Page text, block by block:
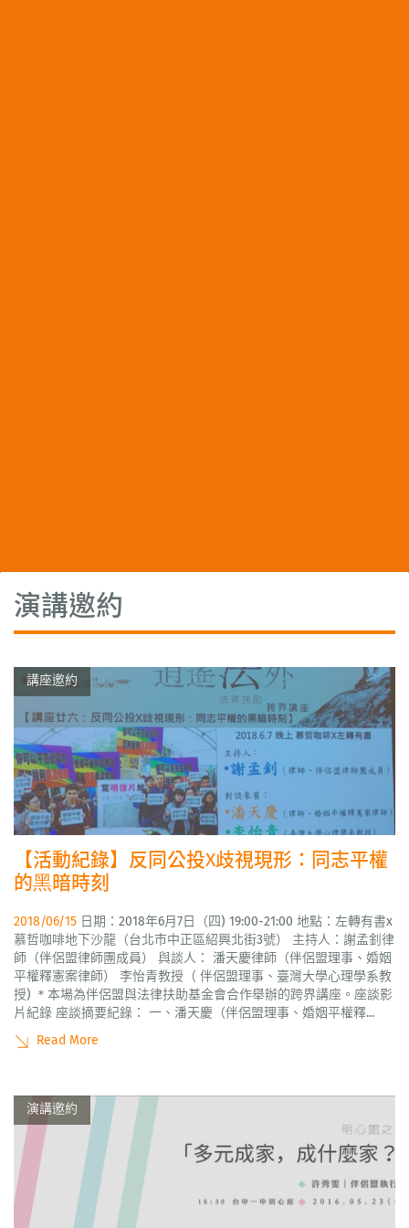
演講邀約
講座邀約
【活動紀錄】反同公投X歧視現形：同志平權
的黑暗時刻
2018/06/15 日期：2018年6月7日（四) 19:00-21:00 地點：左轉有書x
慕哲咖啡地下沙龍（台北市中正區紹興北街3號） 主持人：謝孟釗律
師（伴侶盟律師團成員） 與談人： 潘天慶律師（伴侶盟理事、婚姻
平權釋憲案律師） 李怡青教授（ 伴侶盟理事、臺灣大學心理學系教
授) ＊本場為伴侶盟與法律扶助基金會合作舉辦的跨界講座。座談影
片紀錄 座談摘要紀錄： 一、潘天慶（伴侶盟理事、婚姻平權釋...
Read More
演講邀約